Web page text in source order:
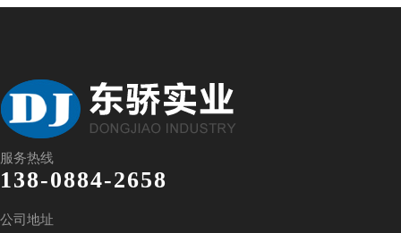
服务热线
138-0884-2658
公司地址